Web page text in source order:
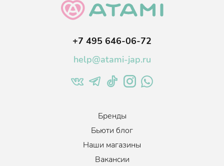
появление акне, но и осветляет рубцы от них.
Подходит для всех типов кожи.
Увлажнение, Сужение пор
+7 495 646-06-72
help@atami-jap.ru
Бренды
Бьюти блог
Наши магазины
Вакансии